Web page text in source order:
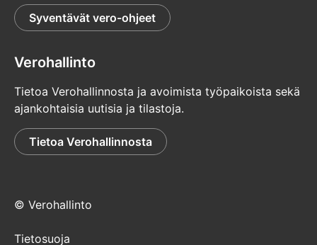
Syventävät vero-ohjeet
Verohallinto
Tietoa Verohallinnosta ja avoimista työpaikoista sekä
ajankohtaisia uutisia ja tilastoja.
Tietoa Verohallinnosta
© Verohallinto
Tietosuoja